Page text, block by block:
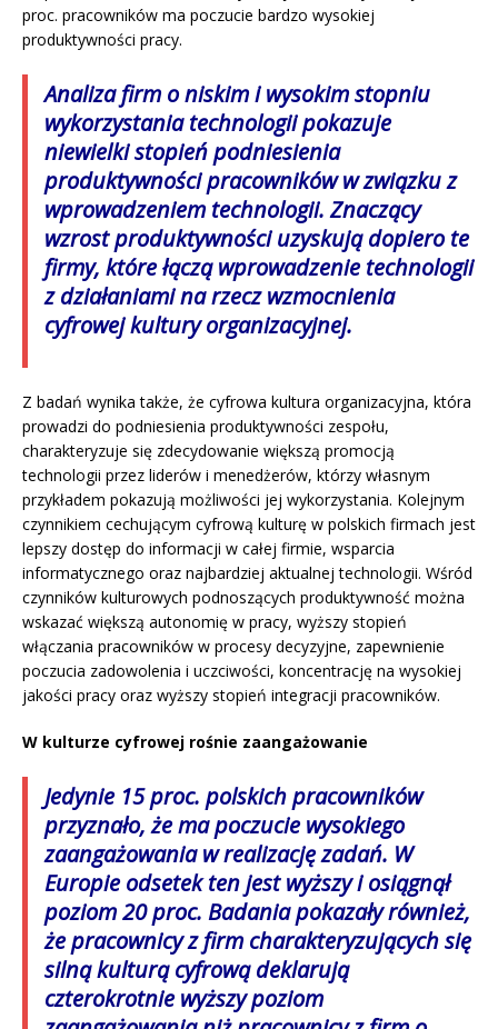
proc. pracowników ma poczucie bardzo wysokiej
produktywności pracy.
Analiza firm o niskim i wysokim stopniu
wykorzystania technologii pokazuje
niewielki stopień podniesienia
produktywności pracowników w związku z
wprowadzeniem technologii. Znaczący
wzrost produktywności uzyskują dopiero te
firmy, które łączą wprowadzenie technologii
z działaniami na rzecz wzmocnienia
cyfrowej kultury organizacyjnej.
Z badań wynika także, że cyfrowa kultura organizacyjna, która
prowadzi do podniesienia produktywności zespołu,
charakteryzuje się zdecydowanie większą promocją
technologii przez liderów i menedżerów, którzy własnym
przykładem pokazują możliwości jej wykorzystania. Kolejnym
czynnikiem cechującym cyfrową kulturę w polskich firmach jest
lepszy dostęp do informacji w całej firmie, wsparcia
informatycznego oraz najbardziej aktualnej technologii. Wśród
czynników kulturowych podnoszących produktywność można
wskazać większą autonomię w pracy, wyższy stopień
włączania pracowników w procesy decyzyjne, zapewnienie
poczucia zadowolenia i uczciwości, koncentrację na wysokiej
jakości pracy oraz wyższy stopień integracji pracowników.
W kulturze cyfrowej rośnie zaangażowanie
Jedynie 15 proc. polskich pracowników
przyznało, że ma poczucie wysokiego
zaangażowania w realizację zadań. W
Europie odsetek ten jest wyższy i osiągnął
poziom 20 proc. Badania pokazały również,
że pracownicy z firm charakteryzujących się
silną kulturą cyfrową deklarują
czterokrotnie wyższy poziom